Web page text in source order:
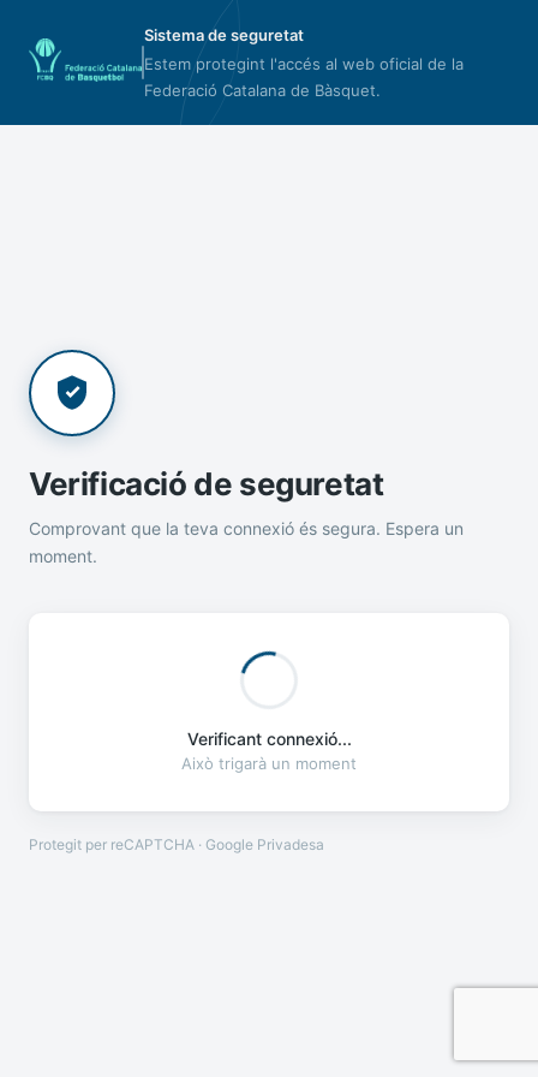
Sistema de seguretat
Estem protegint l'accés al web oficial de la
Federació Catalana de Bàsquet.
Verificació de seguretat
Comprovant que la teva connexió és segura. Espera un
moment.
Verificant connexió...
Això trigarà un moment
Protegit per reCAPTCHA · Google Privadesa